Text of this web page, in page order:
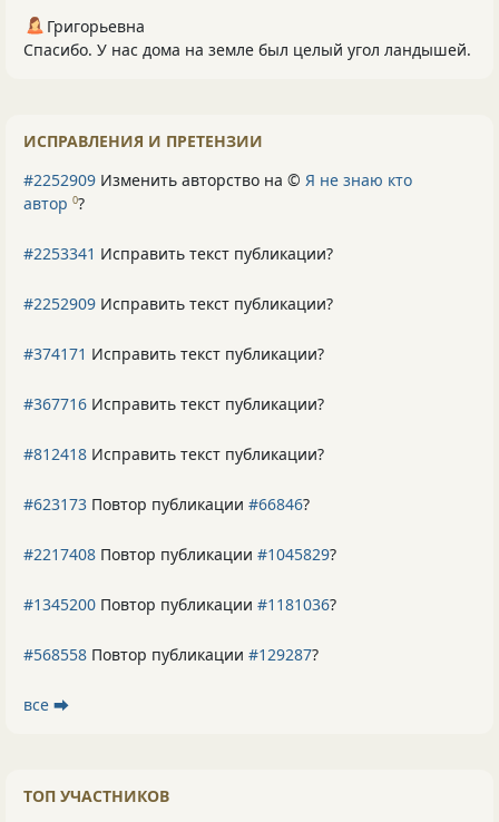
Григорьевна
Спасибо. У нас дома на земле был целый угол ландышей.
ИСПРАВЛЕНИЯ И ПРЕТЕНЗИИ
#2252909 Изменить авторство на © Я не знаю кто
автор 0?
#2253341 Исправить текст публикации?
#2252909 Исправить текст публикации?
#374171 Исправить текст публикации?
#367716 Исправить текст публикации?
#812418 Исправить текст публикации?
#623173 Повтор публикации #66846?
#2217408 Повтор публикации #1045829?
#1345200 Повтор публикации #1181036?
#568558 Повтор публикации #129287?
все ⮕
ТОП УЧАСТНИКОВ